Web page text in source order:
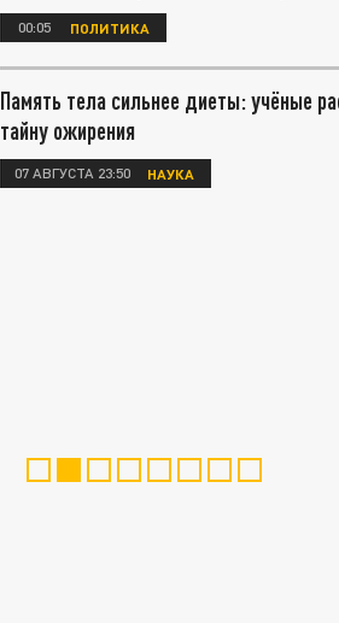
00:05 ПОЛИТИКА
Память тела сильнее диеты: учёные
тайну ожирения
07 АВГУСТА 23:50 НАУКА